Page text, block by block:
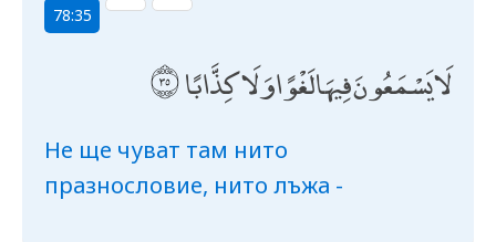
78:35
لَا يَسْمَعُونَ فِيهَا لَغْوًا وَلَا كِذَّابًا
Не ще чуват там нито
празнословие, нито лъжа -